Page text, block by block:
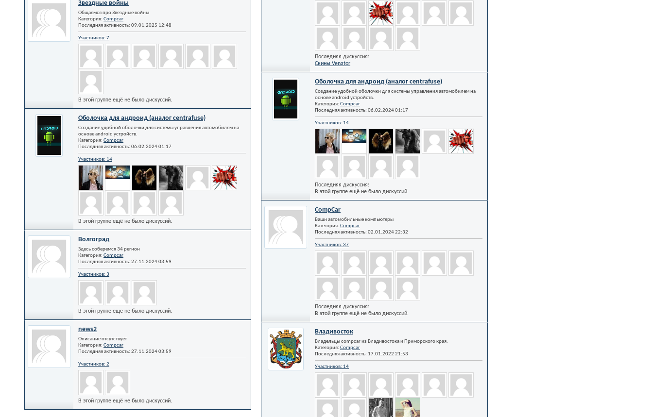
Звездные войны
Общаемся про Звездные войны
Категория: Compcar
Последняя активность: 09.01.2025 12:48
Участников: 7
В этой группе ещё не было дискуссий.
Оболочка для андроид (аналог centrafuse)
Создание удобной оболочки для системы управления автомобилем на
основе android устройств.
Категория: Compcar
Последняя активность: 06.02.202401:17
Участников: 14
В этой группе ещё не было дискуссий.
Волгоград
Здесь соберемся 34 регион
Категория: Compcar
Последняя активность: 27.11.202403:59
Участников: 3
В этой группе ещё не было дискуссий.
news2
Описание отсутствует
Категория: Compcar
Последняя активность: 27.11.202403:59
Участников: 2
В этой группе ещё не было дискуссий.
Последняя дискуссия:
Скины Venator
Оболочка для андроид (аналог centrafuse)
Создание удобной оболочки для системы управления автомобилем на
основе android устройств.
Категория: Compcar
Последняя активность: 06.02.202401:17
Участников: 14
Последняя дискуссия:
В этой группе ещё не было дискуссий.
CompCar
Ваши автомобильные компьютеры
Категория: Compcar
Последняя активность: 02.01.202422:32
Участников: 37
Последняя дискуссия:
В этой группе ещё не было дискуссий.
Владивосток
Владельцы compcar из Владивостока и Приморского края.
Категория: Compcar
Последняя активность: 17.01.2022 21:53
Участников: 14